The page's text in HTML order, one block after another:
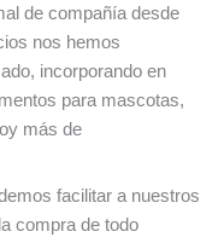
de compañía desde
nos hemos
incorporando en
para mascotas,
más de
facilitar a nuestros
compra de todo